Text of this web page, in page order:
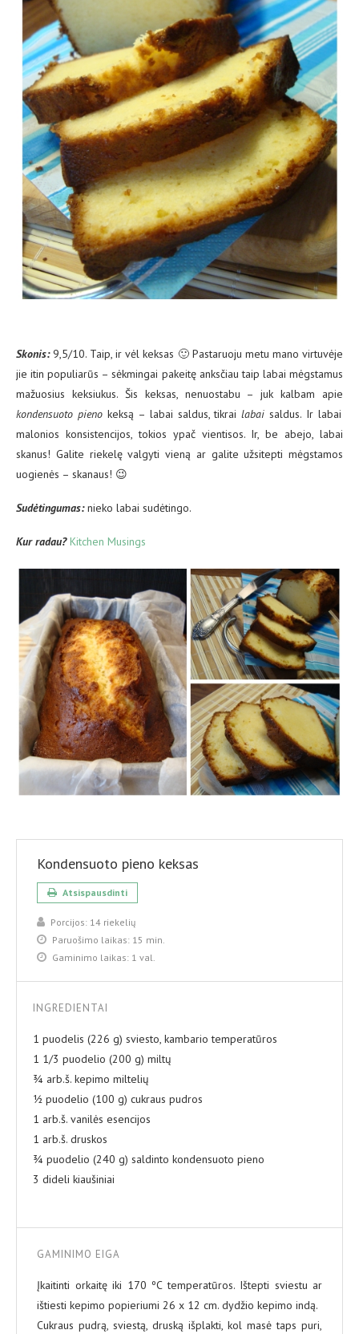
Skonis:9,5/10. Taip, ir vėl keksas 🙂 Pastaruoju metu mano virtuvėje
jie itin populiarūs – sėkmingai pakeitę anksčiau taip labai mėgstamus
mažuosius keksiukus. Šis keksas, nenuostabu – juk kalbam apie
kondensuoto pienokeksą – labai saldus, tikrailabai saldus. Ir labai
malonios konsistencijos, tokios ypač vientisos. Ir, be abejo, labai
skanus! Galite riekelę valgyti vieną ar galite užsitepti mėgstamos
uogienės – skanaus! 😉
Sudėtingumas:nieko labai sudėtingo.
Kur radau? Kitchen Musings
Kondensuoto pieno keksas
Atsispausdinti
Porcijos: 14 riekelių
Paruošimo laikas: 15 min.
Gaminimo laikas: 1 val.
INGREDIENTAI
1 puodelis (226 g) sviesto, kambario temperatūros
1 1/3 puodelio (200 g) miltų
¾ arb.š. kepimo miltelių
½ puodelio (100 g) cukraus pudros
1 arb.š. vanilės esencijos
1 arb.š. druskos
¾ puodelio (240 g) saldinto kondensuoto pieno
3 dideli kiaušiniai
GAMINIMO EIGA
Įkaitinti orkaitę iki 170 ºC temperatūros. Ištepti sviestu ar
ištiesti kepimo popieriumi 26 x 12 cm. dydžio kepimo indą.
Cukraus pudrą, sviestą, druską išplakti, kol masė taps puri,